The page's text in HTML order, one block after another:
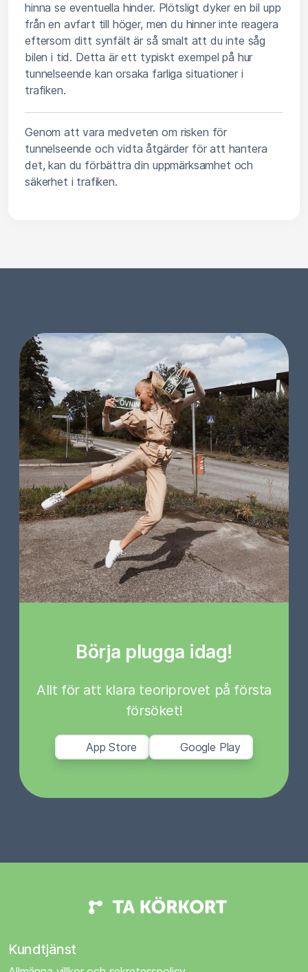
hinna se eventuella hinder. Plötsligt dyker en bil upp
från en avfart till höger, men du hinner inte reagera
eftersom ditt synfält är så smalt att du inte såg
bilen i tid. Detta är ett typiskt exempel på hur
tunnelseende kan orsaka farliga situationer i
trafiken.
Genom att vara medveten om risken för
tunnelseende och vidta åtgärder för att hantera
det, kan du förbättra din uppmärksamhet och
säkerhet i trafiken.
Börja plugga idag!
Allt för att klara teoriprovet på första
försöket!
App Store Google Play
Kundtjänst